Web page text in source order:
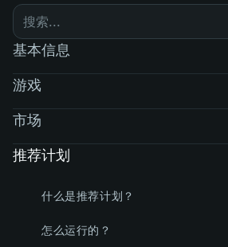
基本信息
游戏
市场
推荐计划
什么是推荐计划？
怎么运行的？